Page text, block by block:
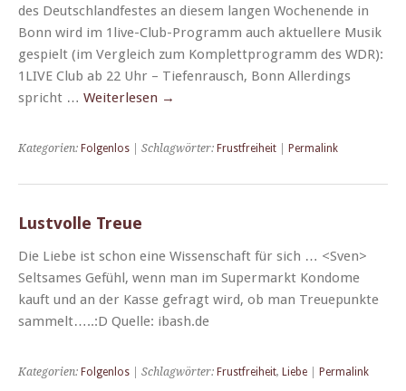
des Deutsch­land­festes an diesem lan­gen Woch­enende in
Bonn wird im 1live-Club-Pro­­gramm auch aktuellere Musik
gespielt (im Ver­gle­ich zum Kom­plettpro­gramm des WDR):
1LIVE Club ab 22 Uhr – Tiefen­rausch, Bonn Allerd­ings
spricht … Weit­er­lesen →
Kategorien: Folgenlos | Schlagwörter: Frustfreiheit Permalink
Lustvolle Treue
Die Liebe ist schon eine Wis­senschaft für sich … <Sven>
Selt­sames Gefühl, wenn man im Super­markt Kon­dome
kauft und an der Kasse gefragt wird, ob man Treuepunk­te
sammelt…..:D Quelle: ibash.de
Kategorien: Folgenlos | Schlagwörter: Frustfreiheit, Liebe Permalink